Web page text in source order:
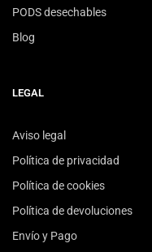
PODS desechables
Blog
LEGAL
Aviso legal
Política de privacidad
Política de cookies
Política de devoluciones
Envío y Pago